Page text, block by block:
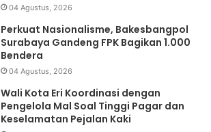
04 Agustus, 2026
Perkuat Nasionalisme, Bakesbangpol
Surabaya Gandeng FPK Bagikan 1.000
Bendera
04 Agustus, 2026
Wali Kota Eri Koordinasi dengan
Pengelola Mal Soal Tinggi Pagar dan
Keselamatan Pejalan Kaki